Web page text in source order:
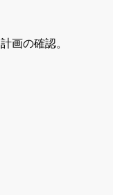
画の確認。